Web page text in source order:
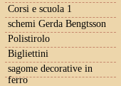
Corsi e scuola 1
schemi Gerda Bengtsson
Polistirolo
Bigliettini
sagome decorative in
ferro